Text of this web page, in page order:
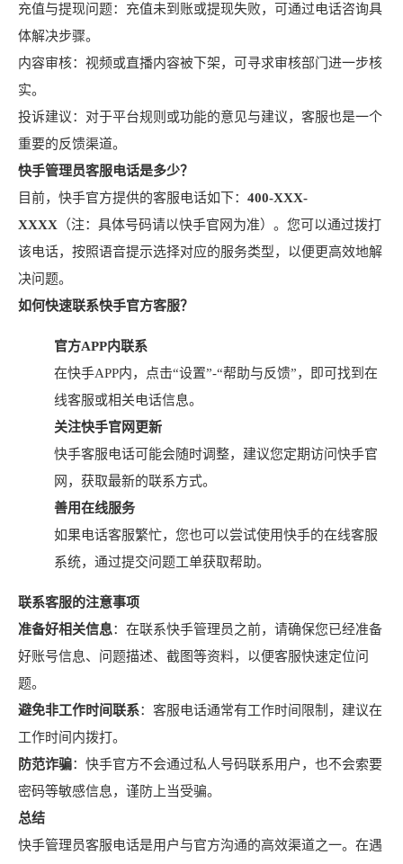
充值与提现问题：充值未到账或提现失败，可通过电话咨询具
体解决步骤。
内容审核：视频或直播内容被下架，可寻求审核部门进一步核
实。
投诉建议：对于平台规则或功能的意见与建议，客服也是一个
重要的反馈渠道。
快手管理员客服电话是多少？
目前，快手官方提供的客服电话如下： 400-XXX-
XXXX （注：具体号码请以快手官网为准）。您可以通过拨打
该电话，按照语音提示选择对应的服务类型，以便更高效地解
决问题。
如何快速联系快手官方客服？
官方APP内联系
在快手APP内，点击“设置”-“帮助与反馈”，即可找到在
线客服或相关电话信息。
关注快手官网更新
快手客服电话可能会随时调整，建议您定期访问快手官
网，获取最新的联系方式。
善用在线服务
如果电话客服繁忙，您也可以尝试使用快手的在线客服
系统，通过提交问题工单获取帮助。
联系客服的注意事项
准备好相关信息：在联系快手管理员之前，请确保您已经准备
好账号信息、问题描述、截图等资料，以便客服快速定位问
题。
避免非工作时间联系：客服电话通常有工作时间限制，建议在
工作时间内拨打。
防范诈骗：快手官方不会通过私人号码联系用户，也不会索要
密码等敏感信息，谨防上当受骗。
总结
快手管理员客服电话是用户与官方沟通的高效渠道之一。在遇